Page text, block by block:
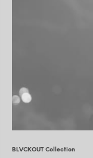
BLVCKOUT Collection